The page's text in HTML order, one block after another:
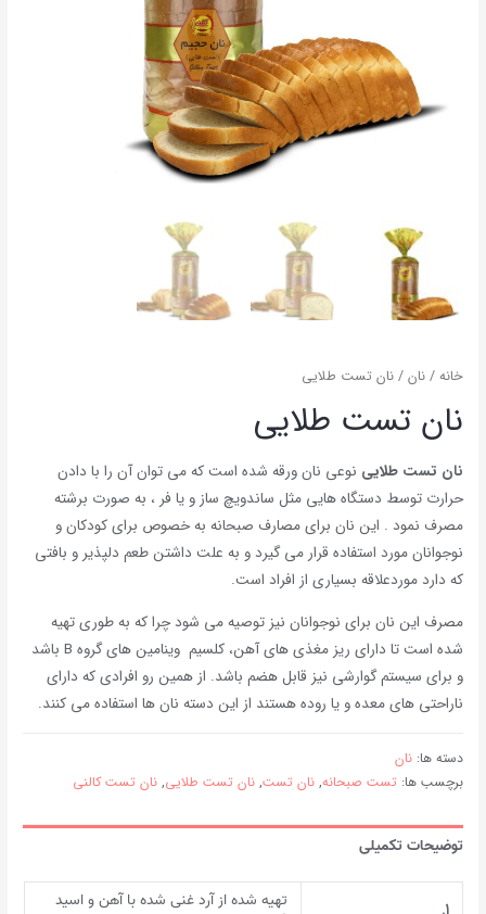
خانه /نان / نان تست طلایی
نان تست طلایی
نان تست طلایی نوعی نان ورقه شده است که می توان آن را با دادن
حرارت توسط دستگاه هایی مثل ساندویچ ساز و یا فر ، به صورت برشته
مصرف نمود . این نان برای مصارف صبحانه به خصوص برای کودکان و
نوجوانان مورد استفاده قرار می گیرد و به علت داشتن طعم دلپذیر و بافتی
که دارد موردعلاقه بسیاری از افراد است.
مصرف این نان برای نوجوانان نیز توصیه می شود چرا که به طوری تهیه
شده است تا دارای ریز مغذی های آهن، کلسیم وینامین های گروه B باشد
و برای سیستم گوارشی نیز قابل هضم باشد. از همین رو افرادی که دارای
ناراحتی های معده و یا روده هستند از این دسته نان ها استفاده می کنند.
دسته ها:نان
برچسب ها: تست صبحانه,نان تست,نان تست طلایی,نان تست کالنی
توضیحات تکمیلی
تهیه شده از آرد غنی شده با آهن و اسید